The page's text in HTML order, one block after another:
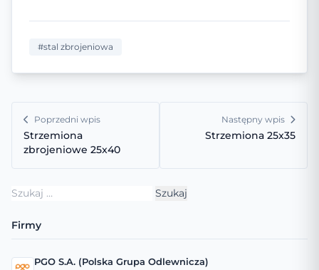
#stal zbrojeniowa
Poprzedni wpis
Strzemiona
zbrojeniowe 25x40
Następny wpis
Strzemiona 25x35
Szukaj:
Firmy
PGO S.A. (Polska Grupa Odlewnicza)